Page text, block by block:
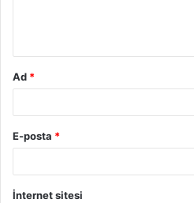
Ad *
E-posta *
İnternet sitesi